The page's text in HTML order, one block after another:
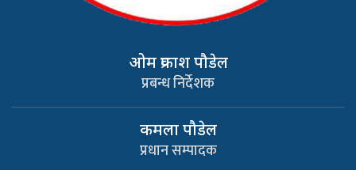
ओम प्रकाश पौडेल
प्रबन्ध निर्देशक
कमला पौडेल
प्रधान सम्पादक